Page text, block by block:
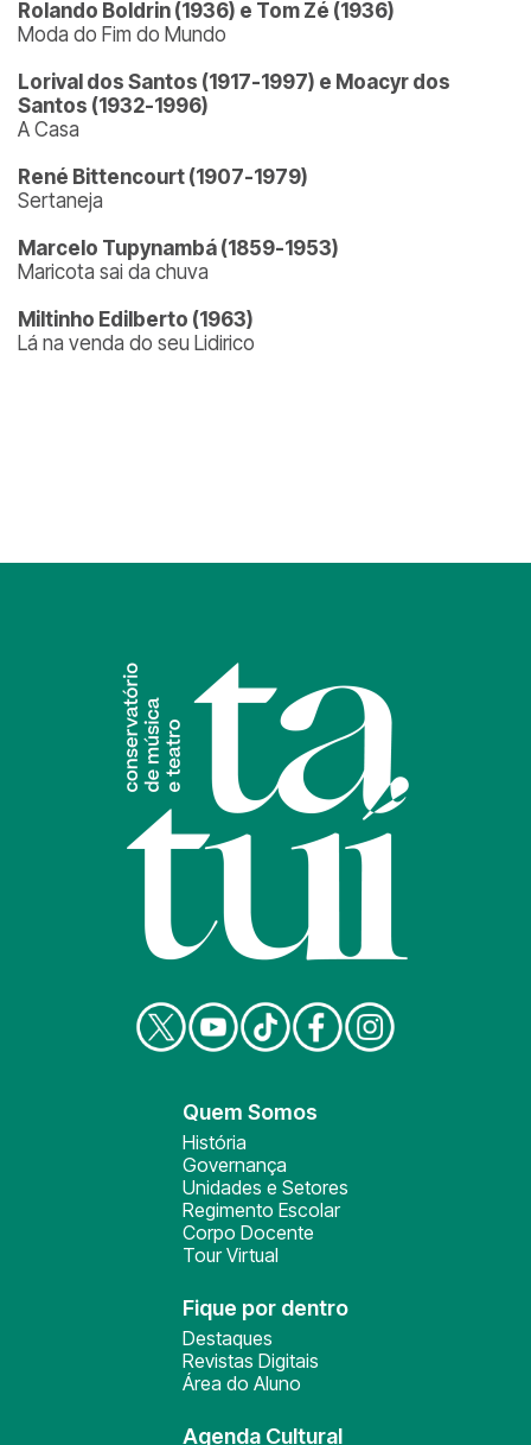
Rolando Boldrin (1936) e Tom Zé (1936)
Moda do Fim do Mundo
Lorival dos Santos (1917-1997) e Moacyr dos
Santos (1932-1996)
A Casa
René Bittencourt (1907-1979)
Sertaneja
Marcelo Tupynambá (1859-1953)
Maricota sai da chuva
Miltinho Edilberto (1963)
Lá na venda do seu Lidirico
Quem Somos
História
Governança
Unidades e Setores
Regimento Escolar
Corpo Docente
Tour Virtual
Fique por dentro
Destaques
Revistas Digitais
Área do Aluno
Agenda Cultural